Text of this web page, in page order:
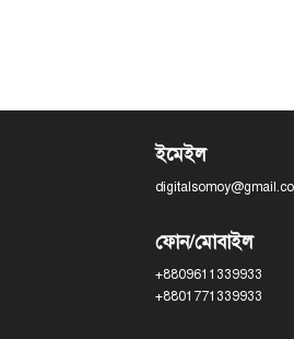
ইমেইল
ফোন/মোবাইল
+8809611339933
+8801771339933